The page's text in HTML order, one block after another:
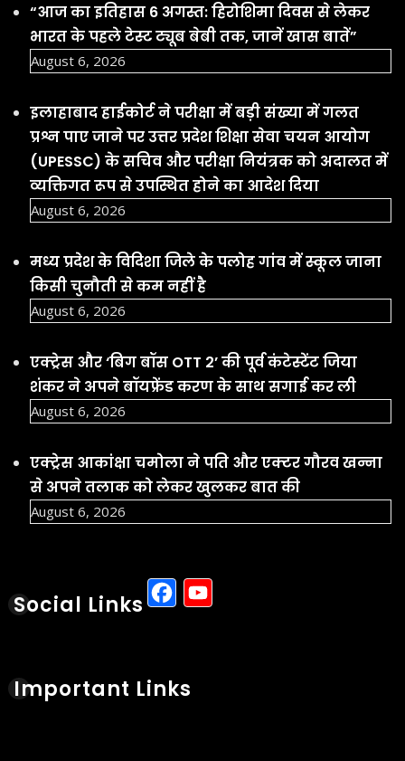
“आज का इतिहास 6 अगस्त: हिरोशिमा दिवस से लेकर
भारत के पहले टेस्ट ट्यूब बेबी तक, जानें खास बातें”
August 6, 2026
इलाहाबाद हाईकोर्ट ने परीक्षा में बड़ी संख्या में गलत
प्रश्न पाए जाने पर उत्तर प्रदेश शिक्षा सेवा चयन आयोग
(UPESSC) के सचिव और परीक्षा नियंत्रक को अदालत में
व्यक्तिगत रूप से उपस्थित होने का आदेश दिया
August 6, 2026
मध्य प्रदेश के विदिशा जिले के पलोह गांव में स्कूल जाना
किसी चुनौती से कम नहीं है
August 6, 2026
एक्ट्रेस और ‘बिग बॉस OTT 2’ की पूर्व कंटेस्टेंट जिया
शंकर ने अपने बॉयफ्रेंड करण के साथ सगाई कर ली
August 6, 2026
एक्ट्रेस आकांक्षा चमोला ने पति और एक्टर गौरव खन्ना
से अपने तलाक को लेकर खुलकर बात की
August 6, 2026
Social Links Facebook
Important Links